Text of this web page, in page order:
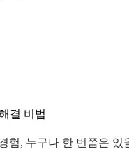
결 비법
험, 누구나 한 번쯤은 있